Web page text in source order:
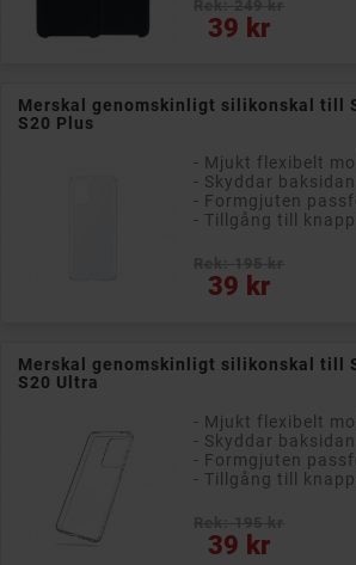
39 kr
Pris
Merskal genomskinligt silikonskal till
S20 Plus
- Mjukt flexibelt
- Skyddar
- Formgjuten
- Tillgång till
39 kr
Pris
Merskal genomskinligt silikonskal till
S20 Ultra
- Mjukt flexibelt
- Skyddar
- Formgjuten
- Tillgång till
39 kr
Pris